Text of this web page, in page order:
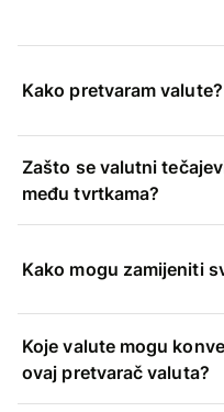
Kako pretvaram valute?
Zašto se valutni
među tvrtkama?
Kako mogu zamijeniti
Koje valute mogu
ovaj pretvarač valuta?